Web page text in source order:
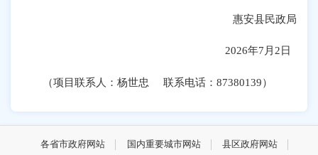
惠安县民政局
2026年7月2日
（项目联系人：杨世忠 联系电话：87380139）
各省市政府网站 国内重要城市网站
县区政府网站